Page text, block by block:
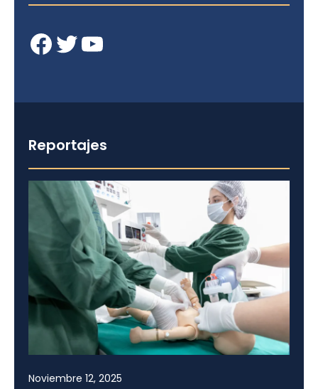
Facebook Twitter YouTube
Reportajes
Noviembre 12, 2025